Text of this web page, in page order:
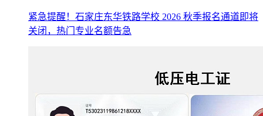
紧急提醒！石家庄东华铁路学校 2026 秋季报名通道即将
关闭，热门专业名额告急